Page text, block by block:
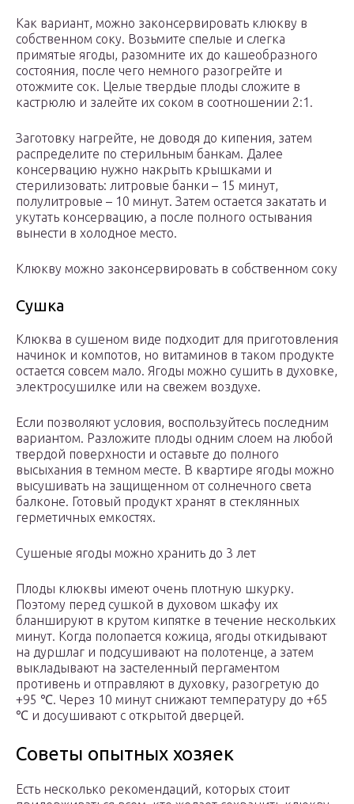
Как вариант, можно законсервировать клюкву в
собственном соку. Возьмите спелые и слегка
примятые ягоды, разомните их до кашеобразного
состояния, после чего немного разогрейте и
отожмите сок. Целые твердые плоды сложите в
кастрюлю и залейте их соком в соотношении 2:1.
Заготовку нагрейте, не доводя до кипения, затем
распределите по стерильным банкам. Далее
консервацию нужно накрыть крышками и
стерилизовать: литровые банки – 15 минут,
полулитровые – 10 минут. Затем остается закатать и
укутать консервацию, а после полного остывания
вынести в холодное место.
Клюкву можно законсервировать в собственном соку
Сушка
Клюква в сушеном виде подходит для приготовления
начинок и компотов, но витаминов в таком продукте
остается совсем мало. Ягоды можно сушить в духовке,
электросушилке или на свежем воздухе.
Если позволяют условия, воспользуйтесь последним
вариантом. Разложите плоды одним слоем на любой
твердой поверхности и оставьте до полного
высыхания в темном месте. В квартире ягоды можно
высушивать на защищенном от солнечного света
балконе. Готовый продукт хранят в стеклянных
герметичных емкостях.
Сушеные ягоды можно хранить до 3 лет
Плоды клюквы имеют очень плотную шкурку.
Поэтому перед сушкой в духовом шкафу их
бланшируют в крутом кипятке в течение нескольких
минут. Когда полопается кожица, ягоды откидывают
на дуршлаг и подсушивают на полотенце, а затем
выкладывают на застеленный пергаментом
противень и отправляют в духовку, разогретую до
+95 ℃. Через 10 минут снижают температуру до +65
℃ и досушивают с открытой дверцей.
Советы опытных хозяек
Есть несколько рекомендаций, которых стоит